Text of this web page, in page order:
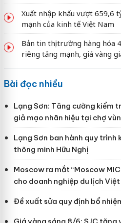
Xuất nhập khẩu vượt 659,6
mạnh của kinh tế Việt Nam
Bản tin thị trường hàng hóa
riêng tăng mạnh, giá vàng
Bài đọc nhiều
Lạng Sơn: Tăng cường kiểm
giả mạo nhãn hiệu tại chợ
Lạng Sơn ban hành quy trình
thông minh Hữu Nghị
Moscow ra mắt “Moscow
cho doanh nghiệp du lịch Việt
Đề xuất sửa quy định bổ